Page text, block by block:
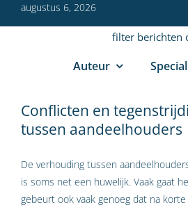
augustus 6, 2026
filter berichten
Auteur
Conflicten en
tussen aandeelhouders
De verhouding tussen
is soms net een huwelijk. Vaak gaat
gebeurt ook vaak genoeg dat na